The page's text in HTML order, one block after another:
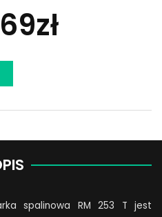
zł
spalinowa RM 253 T jest